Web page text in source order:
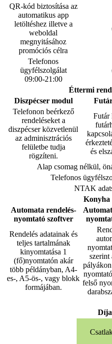
QR-kód biztosítása az
automatikus app
letöltéshez illetve a
weboldal
megnyitásához
promóciós célra
Telefonos
ügyfélszolgálat
09:00-21:00
Éttermi
Diszpécser modul
Telefonon beérkező
rendeléseket a
diszpécser közvetlenül
az adminisztrációs
felületbe tudja
rögzíteni.
Futár
és
Alap csomag nélkül,
Telefonos
NTAK
Konyha
Automata rendelés-
nyomtató szoftver
Rendelés adatainak és
teljes tartalmának
kinyomtatása 1
(fő)nyomtatón akár
több példányban, A4-
es-, A5-ös-, vagy blokk
formájában.
szerint
felső